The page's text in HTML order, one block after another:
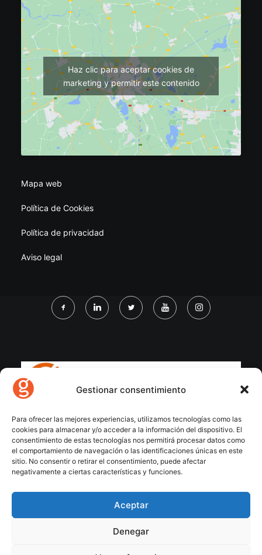
Gestionar consentimiento
Para ofrecer las mejores experiencias, utilizamos tecnologías como las
cookies para almacenar y/o acceder a la información del dispositivo. El
consentimiento de estas tecnologías nos permitirá procesar datos como
el comportamiento de navegación o las identificaciones únicas en este
sitio. No consentir o retirar el consentimiento, puede afectar
negativamente a ciertas características y funciones.
Aceptar
Denegar
Haz clic para aceptar cookies de
marketing y permitir este contenido
Mapa web
Política de Cookies
Política de privacidad
Aviso legal